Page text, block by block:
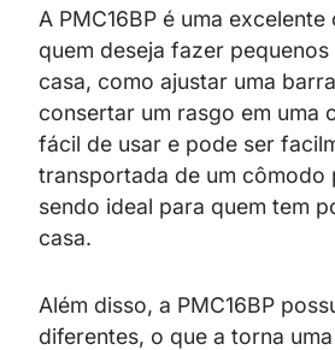
A PMC16BP é uma
quem deseja fazer
casa, como ajustar uma
consertar um rasgo em uma
fácil de usar e pode ser
transportada de um cômodo
sendo ideal para quem tem
casa.
Além disso, a PMC16BP
diferentes, o que a torna